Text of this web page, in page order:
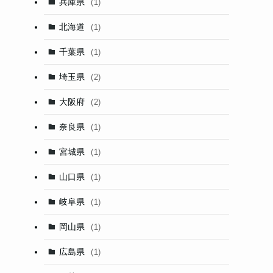
(1)
北海道 (1)
千葉県 (1)
埼玉県 (2)
大阪府 (2)
奈良県 (1)
宮城県 (1)
山口県 (1)
岐阜県 (1)
岡山県 (1)
広島県 (1)